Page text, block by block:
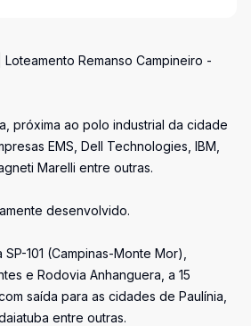
Remanso Campineiro -
próxima ao polo industrial da cidade
EMS, Dell Technologies, IBM,
Marelli entre outras.
desenvolvido.
101 (Campinas-Monte Mor),
e Rodovia Anhanguera, a 15
saída para as cidades de Paulínia,
entre outras.